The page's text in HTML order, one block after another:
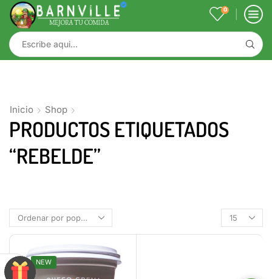
0
Inicio Shop
PRODUCTOS ETIQUETADOS
“REBELDE”
NEW